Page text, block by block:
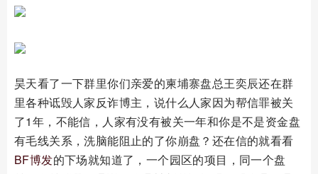
昊天看了一下群里你们亲爱的柬埔寨盘总王奕辰还在群
里各种诋毁人家反诈博主，说什么人家因为帮信罪被关
了1年，不能信，人家有没有被关一年和你是不是资金盘
有毛线关系，洗脑能阻止的了你崩盘？还在信的就看看
BF博发的下场就知道了，一个园区的项目，同一个盘